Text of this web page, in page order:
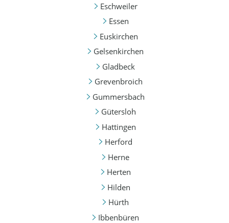
Eschweiler
Essen
Euskirchen
Gelsenkirchen
Gladbeck
Grevenbroich
Gummersbach
Gütersloh
Hattingen
Herford
Herne
Herten
Hilden
Hürth
Ibbenbüren